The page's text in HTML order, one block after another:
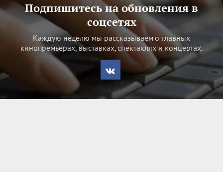
Подпишитесь на обновления в
соцсетях
Каждую неделю мы рассказываем о главных
кинопремьерах, выставках, спектаклях и концертах.